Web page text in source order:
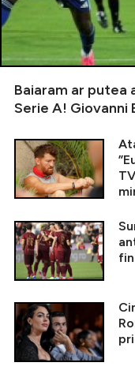
Baiaram ar putea
Serie A!